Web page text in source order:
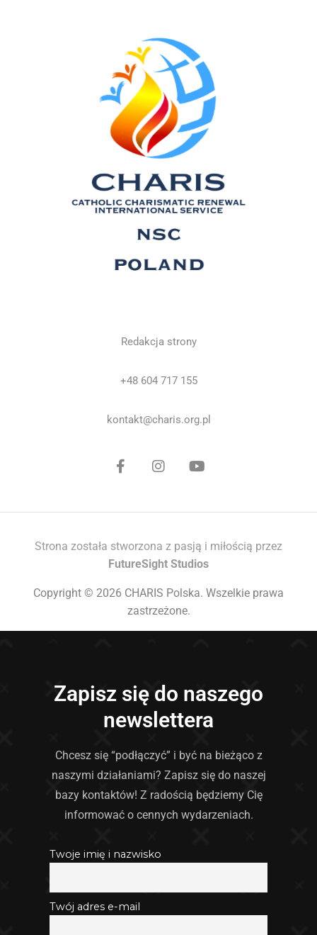
Redakcja strony
+48 604 717 155
kontakt@charis.org.pl
Strona została stworzona z pasją i miłością przez
FutureSight Studios
Copyright © 2026 CHARIS Polska. Wszelkie prawa
zastrzeżone.
Zapisz się do naszego
newslettera
Chcesz się “podłączyć” i być na bieżąco z
naszymi działaniami? Zapisz się do naszej
bazy kontaktów! Z radością będziemy Cię
informować o cennych wydarzeniach.
Twoje imię i nazwisko
Twój adres e-mail